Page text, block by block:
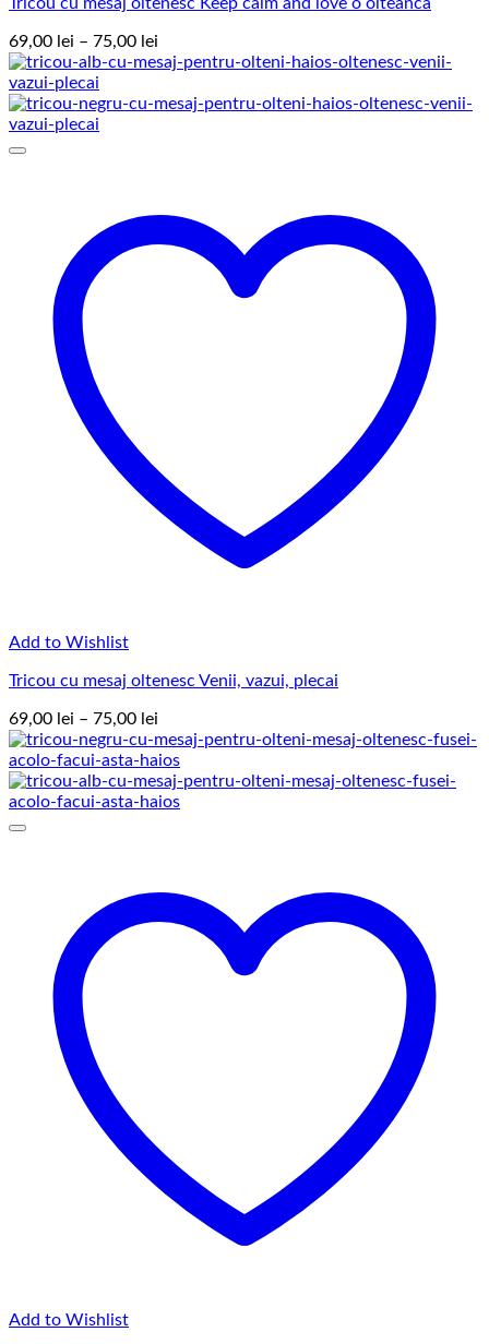
69,00 lei – 75,00 lei
de
69,00 lei
Add to Wishlist
Tricou cu mesaj oltenesc Venii, vazui, plecai
69,00 lei – 75,00 lei
de
prețuri:
69,00 lei
până
Add to Wishlist